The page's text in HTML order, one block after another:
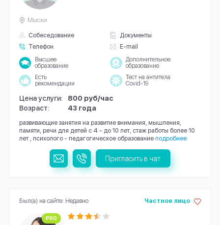
Собеседование
Документы
Телефон
E-mail
Мыски
Высшее
образование
Дополнительное
образование
Есть
рекомендации
Тест на антитела
Covid-19
Цена услуги:
800 руб/час
Возраст:
43 года
развивающие занятия на развитие внимания, мышления,
памяти, речи для детей с 4 - до 10 лет, стаж работы более 10
лет , психолого - педагогическое образование подробнее
Пригласить в чат
PRO
Частное лицо
Был(а) на сайте: Недавно